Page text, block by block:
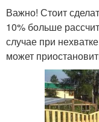
Важно! Стоит
10% больше
случае при
может